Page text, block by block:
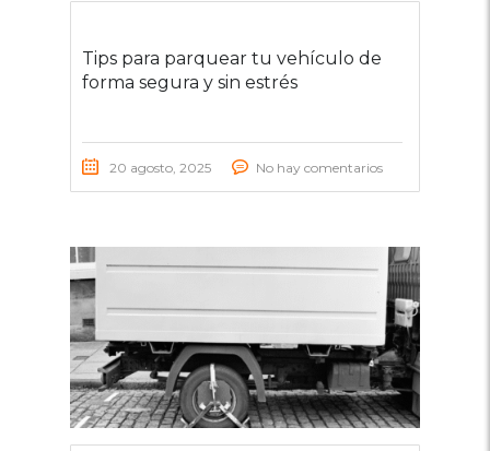
Tips para parquear tu vehículo de
forma segura y sin estrés
20 agosto, 2025 No hay comentarios